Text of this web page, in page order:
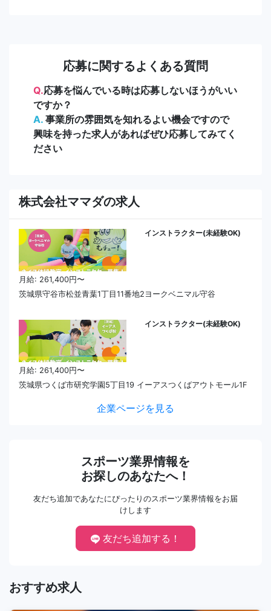
応募に関するよくある質問
Q.応募を悩んでいる時は応募しないほうがいい
ですか？
A. 事業所の雰囲気を知れるよい機会ですので
興味を持った求人があればぜひ応募してみてく
ださい
株式会社ママダの求人
インストラクター(未経験OK)
月給: 261,400円〜
茨城県守谷市松並青葉1丁目11番地2ヨークベニマル守谷
インストラクター(未経験OK)
月給: 261,400円〜
茨城県つくば市研究学園5丁目19 イーアスつくばアウトモール1F
企業ページを見る
スポーツ業界情報を
お探しのあなたへ！
友だち追加であなたにぴったりのスポーツ業界情報をお届
けします
友だち追加する！
おすすめ求人